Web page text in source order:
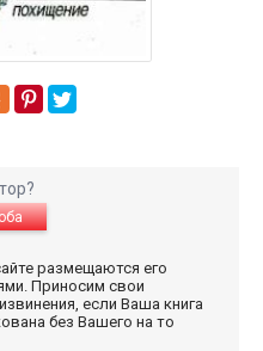
размещаются его
Приносим свои
если Ваша книга
без Вашего на то